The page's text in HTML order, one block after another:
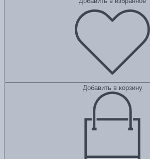
Добавить в корзину